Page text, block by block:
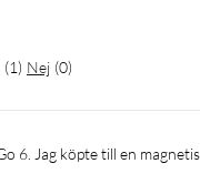
(1) Nej (0)